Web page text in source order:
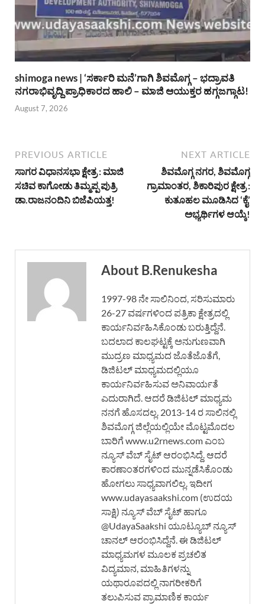
shimoga news | ‘ಸರ್ಕಾರಿ ಮನೆ’ಗಾಗಿ ಶಿವಮೊಗ್ಗ – ಭದ್ರಾವತಿ
ನಗರಾಭಿವೃದ್ದಿ ಪ್ರಾಧಿಕಾರದ ಹಾಲಿ – ಮಾಜಿ ಆಯುಕ್ತರ ಹಗ್ಗಜಗ್ಗಾಟ!
August 7, 2026
PREVIOUS ARTICLE
ಸಾಗರ ವಿಧಾನಸಭಾ ಕ್ಷೇತ್ರ : ಮಾಜಿ
ಸಚಿವ ಕಾಗೋಡು ತಿಮ್ಮಪ್ಪ ಪುತ್ರಿ
ಡಾ.ರಾಜನಂದಿನಿ ಬಿಜೆಪಿಯತ್ತ!
NEXT ARTICLE
ಶಿವಮೊಗ್ಗ ನಗರ, ಶಿವಮೊಗ್ಗ
ಗ್ರಾಮಾಂತರ, ಶಿಕಾರಿಪುರ ಕ್ಷೇತ್ರ :
ಕುತೂಹಲ ಮೂಡಿಸಿದ ‘ಕೈ’
ಅಭ್ಯರ್ಥಿಗಳ ಆಯ್ಕೆ!
About B.Renukesha
1997-98 ನೇ ಸಾಲಿನಿಂದ, ಸರಿಸುಮಾರು
26-27 ವರ್ಷಗಳಿಂದ ಪತ್ರಿಕಾ ಕ್ಷೇತ್ರದಲ್ಲಿ
ಕಾರ್ಯನಿರ್ವಹಿಸಿಕೊಂಡು ಬರುತ್ತಿದ್ದೆನೆ.
ಬದಲಾದ ಕಾಲಘಟ್ಟಕ್ಕೆ ಅನುಗುಣವಾಗಿ
ಮುದ್ರಣ ಮಾಧ್ಯಮದ ಜೊತೆಜೊತೆಗೆ,
ಡಿಜಿಟಲ್ ಮಾಧ್ಯಮದಲ್ಲಿಯೂ
ಕಾರ್ಯನಿರ್ವಹಿಸುವ ಅನಿವಾರ್ಯತೆ
ಎದುರಾಗಿದೆ. ಆದರೆ ಡಿಜಿಟಲ್ ಮಾಧ್ಯಮ
ನನಗೆ ಹೊಸದಲ್ಲ. 2013-14 ರ ಸಾಲಿನಲ್ಲಿ
ಶಿವಮೊಗ್ಗ ಜಿಲ್ಲೆಯಲ್ಲಿಯೇ ಮೊಟ್ಟಮೊದಲ
ಬಾರಿಗೆ www.u2rnews.com ಎಂಬ
ನ್ಯೂಸ್ ವೆಬ್ ಸೈಟ್ ಆರಂಭಿಸಿದ್ದೆ. ಆದರೆ
ಕಾರಣಾಂತರಗಳಿಂದ ಮುನ್ನಡೆಸಿಕೊಂಡು
ಹೋಗಲು ಸಾಧ್ಯವಾಗಲಿಲ್ಲ. ಇದೀಗ
www.udayasaakshi.com (ಉದಯ
ಸಾಕ್ಷಿ) ನ್ಯೂಸ್ ವೆಬ್ ಸೈಟ್ ಹಾಗೂ
@UdayaSaakshi ಯೂಟ್ಯೂಬ್ ನ್ಯೂಸ್
ಚಾನಲ್ ಆರಂಭಿಸಿದ್ದೆನೆ. ಈ ಡಿಜಿಟಲ್
ಮಾಧ್ಯಮಗಳ ಮೂಲಕ ಪ್ರಚಲಿತ
ವಿದ್ಯಮಾನ, ಮಾಹಿತಿಗಳನ್ನು
ಯಥಾರೂಪದಲ್ಲಿ ನಾಗರೀಕರಿಗೆ
ತಲುಪಿಸುವ ಪ್ರಾಮಾಣಿಕ ಕಾರ್ಯ